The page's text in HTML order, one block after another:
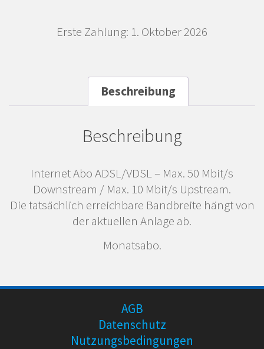
VDSL
Erste Zahlung: 1. Oktober 2026
Beschreibung
Beschreibung
Internet Abo ADSL/VDSL – Max. 50 Mbit/s
Downstream / Max. 10 Mbit/s Upstream.
Die tatsächlich erreichbare Bandbreite hängt von
der aktuellen Anlage ab.
Monatsabo.
AGB
Datenschutz
Nutzungsbedingungen